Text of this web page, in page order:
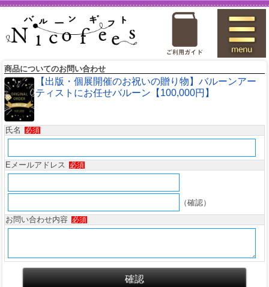
商品についてのお問い合わせ
【出版・個展開催のお祝いの贈り物】バルーンアー
ティストにお任せバルーン【100,000円】
氏名 必須
Eメールアドレス 必須
（確認）
お問い合わせ内容
必須